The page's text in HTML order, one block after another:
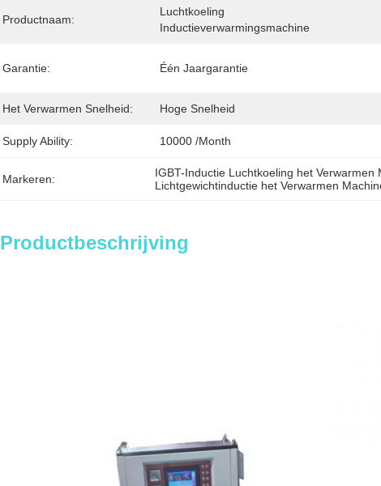
Productnaam:
Luchtkoeling
Inductieverwarmingsmachine
Garantie: Één Jaargarantie
Het Verwarmen Snelheid: Hoge Snelheid
Supply Ability: 10000 /month
Markeren: IGBT-Inductie Luchtkoeling het Verwarmen
Lichtgewichtinductie het Verwarmen
Productbeschrijving